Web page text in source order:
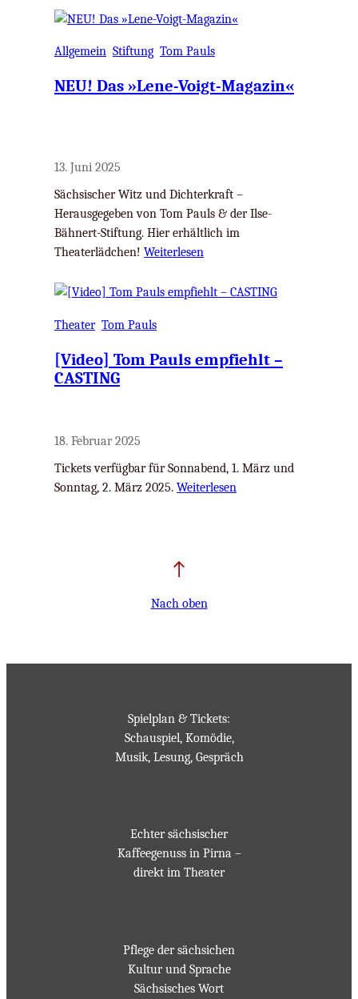
Allgemein Stiftung Tom Pauls
NEU! Das »Lene-Voigt-Magazin«
13. Juni 2025
Sächsischer Witz und Dichterkraft –
Herausgegeben von Tom Pauls & der Ilse-
Bähnert-Stiftung. Hier erhältlich im
Theaterlädchen! Weiterlesen
Theater Tom Pauls
[Video] Tom Pauls empfiehlt –
CASTING
18. Februar 2025
Tickets verfügbar für Sonnabend, 1. März und
Sonntag, 2. März 2025. Weiterlesen
Nach oben
Spielplan & Tickets:
Schauspiel, Komödie,
Musik, Lesung, Gespräch
Echter sächsischer
Kaffeegenuss in Pirna –
direkt im Theater
Pflege der sächsichen
Kultur und Sprache
Sächsisches Wort